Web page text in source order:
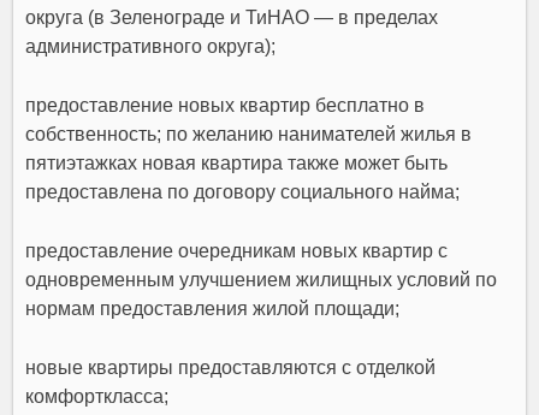
округа (в Зеленограде и ТиНАО — в пределах
административного округа);
предоставление новых квартир бесплатно в
собственность; по желанию нанимателей жилья в
пятиэтажках новая квартира также может быть
предоставлена по договору социального найма;
предоставление очередникам новых квартир с
одновременным улучшением жилищных условий по
нормам предоставления жилой площади;
новые квартиры предоставляются с отделкой
комфорткласса;